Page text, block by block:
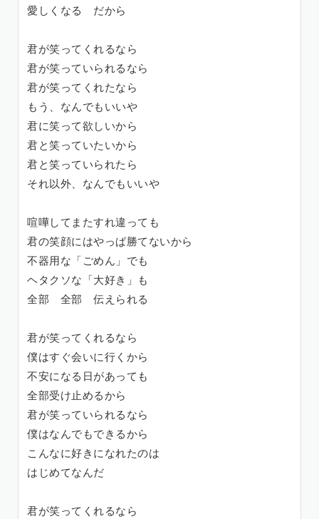
愛しくなる だから
君が笑ってくれるなら
君が笑っていられるなら
君が笑ってくれたなら
もう、なんでもいいや
君に笑って欲しいから
君と笑っていたいから
君と笑っていられたら
それ以外、なんでもいいや
喧嘩してまたすれ違っても
君の笑顔にはやっぱ勝てないから
不器用な「ごめん」でも
ヘタクソな「大好き」も
全部 全部 伝えられる
君が笑ってくれるなら
僕はすぐ会いに行くから
不安になる日があっても
全部受け止めるから
君が笑っていられるなら
僕はなんでもできるから
こんなに好きになれたのは
はじめてなんだ
君が笑ってくれるなら